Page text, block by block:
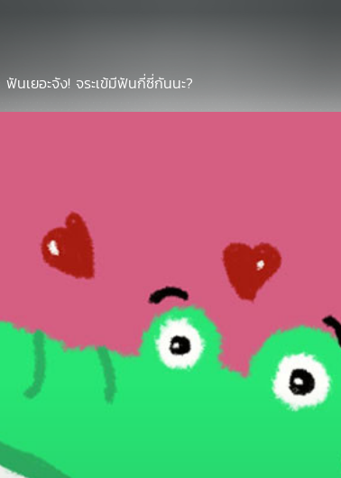
ฟันเยอะจัง! จระเข้มีฟันกี่ซี่กันนะ?